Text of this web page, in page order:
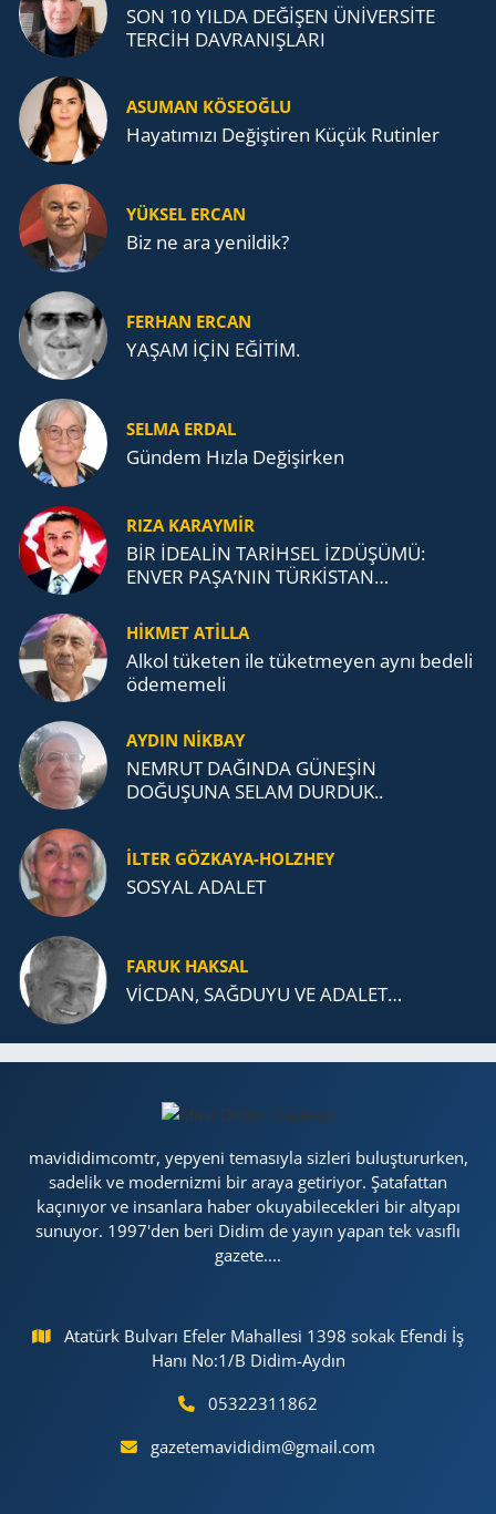
SON 10 YILDA DEĞİŞEN ÜNİVERSİTE
TERCİH DAVRANIŞLARI
ASUMAN KÖSEOĞLU
Ha­ya­tı­mı­zı De­ğiş­ti­ren Küçük Ru­tin­ler
YÜKSEL ERCAN
Biz ne ara yenildik?
FERHAN ERCAN
YAŞAM İÇİN EĞİTİM.
SELMA ERDAL
Gündem Hızla Değişirken
RIZA KARAYMIR
BİR İDEALİN TARİHSEL İZDÜŞÜMÜ:
ENVER PAŞA’NIN TÜRKİSTAN
TEŞKİLATI’NA UZANAN MİRASI
HİKMET ATİLLA
Alkol tü­ke­ten ile tü­ket­me­yen aynı be­de­li
öde­me­me­li
AYDIN NİKBAY
NEMRUT DAĞINDA GÜNEŞİN
DOĞUŞUNA SELAM DURDUK..
İLTER GÖZKAYA-HOLZHEY
SOSYAL ADALET
FARUK HAKSAL
VİCDAN, SAĞ­DU­YU VE ADA­LET…
mavididimcomtr, yepyeni temasıyla sizleri buluştururken,
sadelik ve modernizmi bir araya getiriyor. Şatafattan
kaçınıyor ve insanlara haber okuyabilecekleri bir altyapı
sunuyor. 1997'den beri Didim de yayın yapan tek vasıflı
gazete....
Atatürk Bulvarı Efeler Mahallesi 1398 sokak Efendi İş
Hanı No:1/B Didim-Aydın
05322311862
gazetemavididim@gmail.com